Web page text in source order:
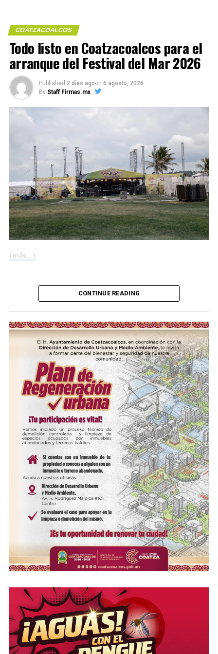
Me gusta esto:
COMPARTE ESTA INFORMACIÓN
RELATED TOPICS:
UP NEXT
“No estamos solos”: destaca Pedro Miguel Rosaldo
coordinación entre gobiernos durante Jornada
DON'T MISS
la Educación 2026-2028
COATZACOALCOS
Todo listo en Coatzacoalcos para el
arranque del Festival del Mar 2026
Published 2 días agoon 6 agosto, 2026
By Staff Firmas.mx
(más…)
Me gusta esto:
COMPARTE ESTA INFORMACIÓN
CONTINUE READING